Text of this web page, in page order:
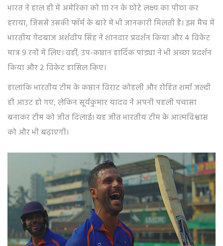
भारत ने हाल ही में अमेरिका को 111 रन के छोटे लक्ष्य का पीछा कर
हराया, जिससे उसकी फॉर्म के बारे में भी जानकारी मिलती है। इस मैच में
भारतीय गेंदबाज अर्शदीप सिंह ने शानदार प्रदर्शन किया और 4 विकेट
मात्र 9 रनों में लिए। वहीं, उप-कप्तान हार्दिक पांड्या ने भी अच्छा प्रदर्शन
किया और 2 विकेट हासिल किए।
हालांकि भारतीय टीम के कप्तान विराट कोहली और रोहित शर्मा जल्दी
ही आउट हो गए, लेकिन सूर्यकुमार यादव ने अपनी पहली पचासा
बनाकर टीम को जीत दिलाई। यह जीत भारतीय टीम के आत्मविश्वास
को और भी बढ़ाएगी।